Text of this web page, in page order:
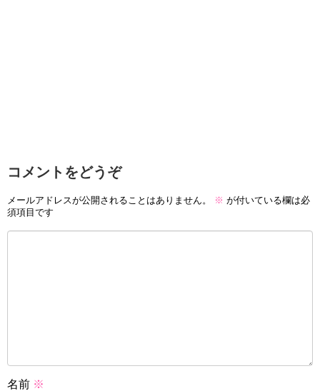
コメントをどうぞ
メールアドレスが公開されることはありません。 ※ が付いている欄は必
須項目です
名前 ※